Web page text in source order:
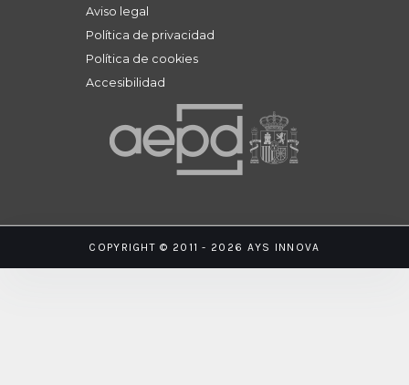
Aviso legal
Política de privacidad
Política de cookies
Accesibilidad
COPYRIGHT © 2011 - 2026 AYS INNOVA